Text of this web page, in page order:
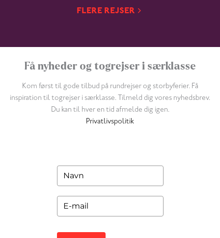
FLERE REJSER
Få nyheder og togrejser i særklasse
Kom først til gode tilbud på rundrejser og storbyferier. Få
inspiration til togrejser i særklasse. Tilmeld dig vores nyhedsbrev.
Du kan til hver en tid afmelde dig igen.
Privatlivspolitik